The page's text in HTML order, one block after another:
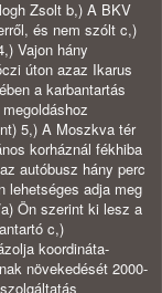
Zsolt b,) A BKV
és nem szólt c,)
Vajon hány
úton azaz Ikarus
a karbantartás
5,) A Moszkva tér
korháznál fékhiba
autóbusz hány perc
lehetséges adja meg
Ön szerint ki lesz a
c,)
koordináta-
növekedését 2000-